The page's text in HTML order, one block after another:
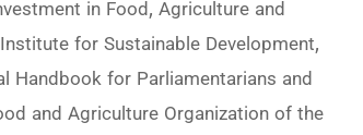
in Food, Agriculture and
for Sustainable Development,
for Parliamentarians and
and Agriculture Organization of the